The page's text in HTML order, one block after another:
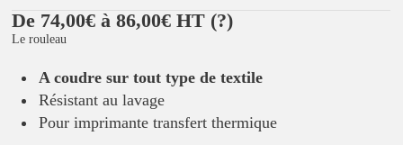
De 74,00€ à 86,00€ HT (?)
Le rouleau
A coudre sur tout type de textile
Résistant au lavage
Pour imprimante transfert thermique